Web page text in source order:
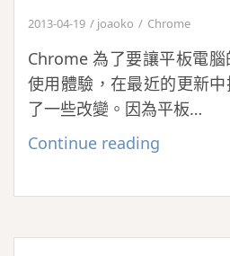
2013-04-19 joaoko Chrome
Chrome 為了要讓平板電
使用體驗，在最近的更新
了一些改變。因為平板…
Continue reading
關
Chrome